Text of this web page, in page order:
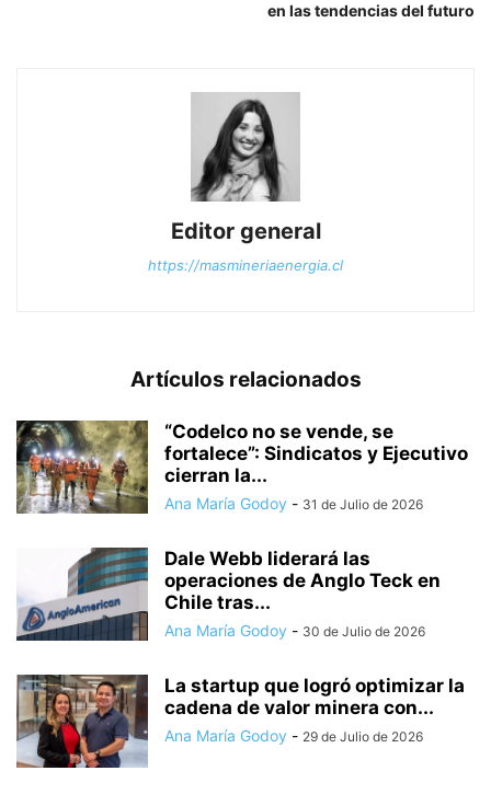
en las tendencias del futuro
Editor general
https://masmineriaenergia.cl
Artículos relacionados
“Codelco no se vende, se
fortalece”: Sindicatos y Ejecutivo
cierran la...
Ana María Godoy - 31 de Julio de 2026
Dale Webb liderará las
operaciones de Anglo Teck en
Chile tras...
Ana María Godoy - 30 de Julio de 2026
La startup que logró optimizar la
cadena de valor minera con...
Ana María Godoy - 29 de Julio de 2026